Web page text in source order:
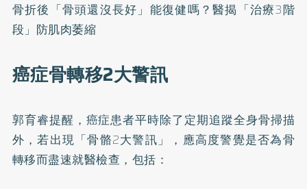
骨折後「骨頭還沒長好」能復健嗎？醫揭「治療3階
段」防肌肉萎縮
癌症骨轉移2大警訊
郭育睿提醒，癌症患者平時除了定期追蹤全身骨掃描
外，若出現「骨骼2大警訊」，應高度警覺是否為骨
轉移而盡速就醫檢查，包括：